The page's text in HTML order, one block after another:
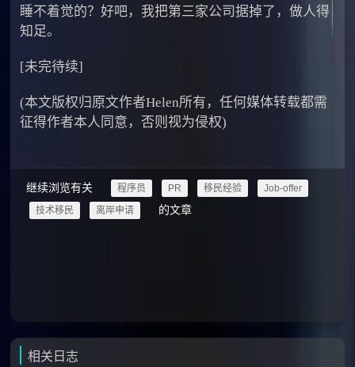
睡不着觉的？好吧，我把第三家公司据掉了，做人得
知足。
[未完待续]
(本文版权归原文作者Helen所有，任何媒体转载都需
征得作者本人同意，否则视为侵权)
继续浏览有关 程序员 PR 移民经验
Job-offer
技术移民
离岸申请 的文章
相关日志